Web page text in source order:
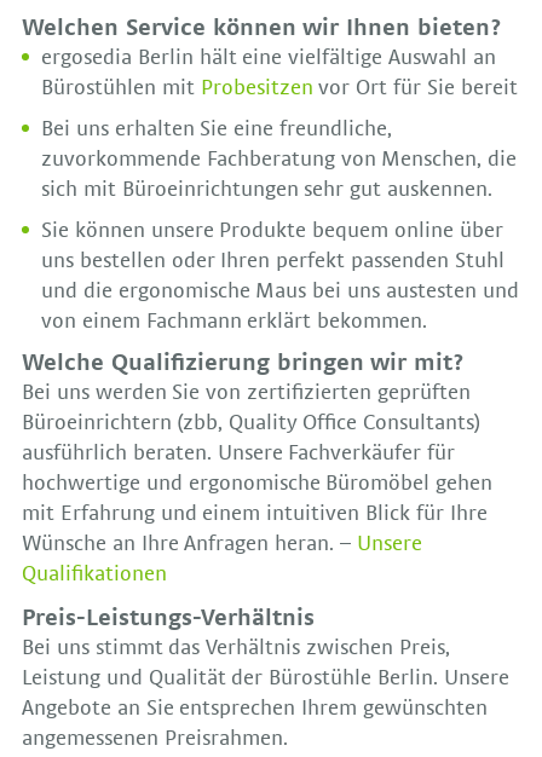
Welchen Service können wir Ihnen bieten?
ergosedia Berlin hält eine vielfältige Auswahl an
Bürostühlen mit Probesitzenvor Ort für Sie bereit
Bei uns erhalten Sie eine freundliche,
zuvorkommende Fachberatung von Menschen, die
sich mit Büroeinrichtungen sehr gut auskennen.
Sie können unsere Produkte bequem online über
uns bestellen oder Ihren perfekt passenden Stuhl
und die ergonomische Maus bei uns austesten und
von einem Fachmann erklärt bekommen.
Welche Qualifizierung bringen wir mit?
Bei uns werden Sie von zertifizierten geprüften
Büroeinrichtern (zbb, Quality Office Consultants)
ausführlich beraten. Unsere Fachverkäufer für
hochwertige und ergonomische Büromöbel gehen
mit Erfahrung und einem intuitiven Blick für Ihre
Wünsche an Ihre Anfragen heran. – Unsere
Qualifikationen
Preis-Leistungs-Verhältnis
Bei uns stimmt das Verhältnis zwischen Preis,
Leistung und Qualität der Bürostühle Berlin. Unsere
Angebote an Sie entsprechen Ihrem gewünschten
angemessenen Preisrahmen.